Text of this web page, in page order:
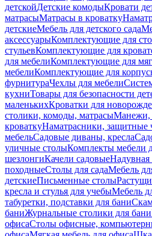
детскойДетские комодыКровати
матрасыМатрасы в кроватку
детскиеМебель для детского сада
аксессуарыКомплектующие для
стульевКомплектующие для
для мебелиКомплектующие для
мебелиКомплектующие для
фурнитураЧехлы для мебели
кухниТовары для безопасности
маленькихКроватки для
столики, комоды, матрасыМанежи,
кроваткуНаматрасники, защитные
мебельСадовые диваны, кресла
уличные столыКомплекты мебели
шезлонгиКачели садовыеНадувная
походныеСтолы для садаМебель
детскиеПисьменные столы
кресла и стулья для учебыМебель
табуретки, подставки для бани
баниЖурнальные столики для бани
офисаСтолы офисные,